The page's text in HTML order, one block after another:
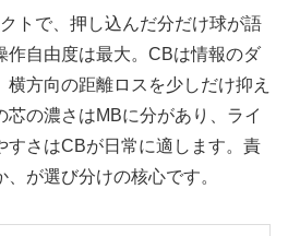
トで、押し込んだ分だけ球が語
作自由度は最大。CBは情報のダ
方向の距離ロスを少しだけ抑え
芯の濃さはMBに分があり、ライ
すさはCBが日常に適します。責
が選び分けの核心です。